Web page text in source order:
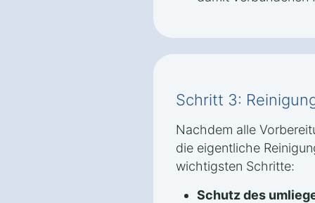
Schritt 3:
Nachdem alle
die eigentliche
wichtigsten Schritte:
Schutz des